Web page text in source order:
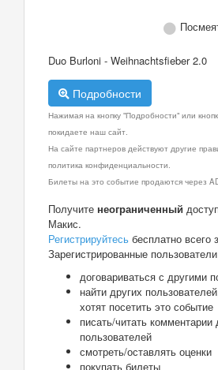
Duo Burloni - Weihnachtsfieber 2.0
Подробности
Нажимая на кнопку "Подробности" или
покидаете наш сайт.
На сайте партнеров действуют другие
политика конфиденциальности.
Билеты на это событие продаются через
Получите неограниченный
Макис.
Регистрируйтесь бесплатно всего
Зарегистрированные
договариваться с другими
найти других
хотят посетить это событие
писать/читать комментарии
пользователей
смотреть/оставлять оценки
покупать билеты